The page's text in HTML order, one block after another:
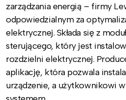
zarządzania energią – firmy
odpowiedzialnym za
elektrycznej. Składa się z
sterującego, który jest
rozdzielni elektrycznej.
aplikację, która pozwala
urządzenie, a użytkownikowi